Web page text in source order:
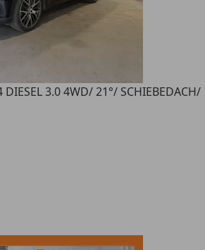
DIESEL 3.0 4WD/ 21°/ SCHIEBEDACH/